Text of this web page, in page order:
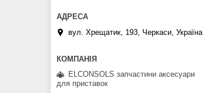
вул. Хрещатик, 193, Черкаси, Україна
ELCONSOLS запчастини аксесуари
для приставок